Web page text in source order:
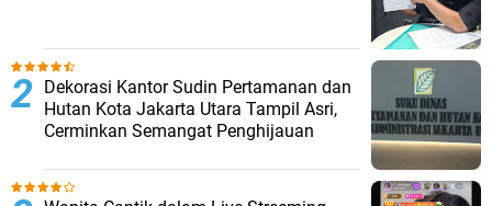
Dekorasi Kantor Sudin Pertamanan dan
Hutan Kota Jakarta Utara Tampil Asri,
Cerminkan Semangat Penghijauan